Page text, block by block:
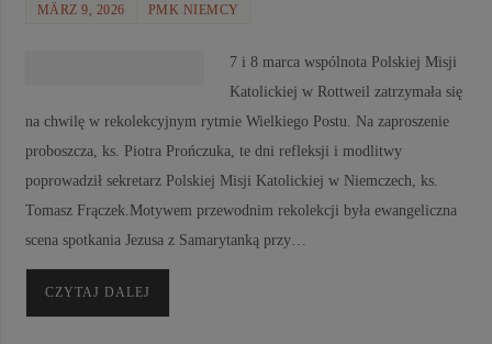
MÄRZ 9, 2026 PMK NIEMCY
7 i 8 marca wspólnota Polskiej Misji
Katolickiej w Rottweil zatrzymała się
na chwilę w rekolekcyjnym rytmie Wielkiego Postu. Na zaproszenie
proboszcza, ks. Piotra Prończuka, te dni refleksji i modlitwy
poprowadził sekretarz Polskiej Misji Katolickiej w Niemczech, ks.
Tomasz Frączek.Motywem przewodnim rekolekcji była ewangeliczna
scena spotkania Jezusa z Samarytanką przy…
CZYTAJ DALEJ